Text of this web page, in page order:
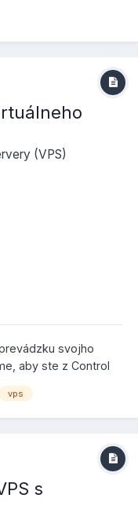
blokujeme - je
(VPS)
svojho
aby ste z Control
požiadavku.
si vyberte
a Poz...
vps
s